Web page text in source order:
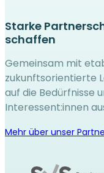
Starke
schaffen
Gemeinsam mit
zukunftsorientierte
auf die Bedürfnisse
Interessent:innen
Mehr über unser